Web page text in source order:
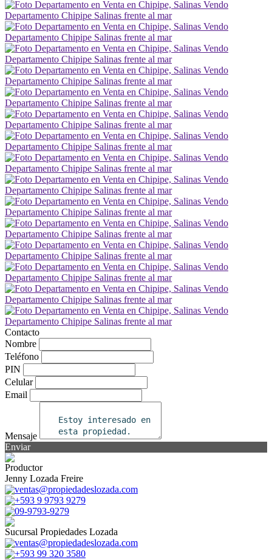
Contacto
Nombre
Teléfono
PIN
Celular
Email
Mensaje
Enviar
Productor
Jenny Lozada Freire
ventas@propiedadeslozada.com
+593 9 9793 9279
09-9793-9279
Sucursal Propiedades Lozada
ventas@propiedadeslozada.com
+593 99 320 3580